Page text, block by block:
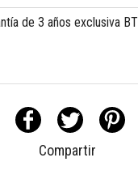
de 3 años exclusiva BT
Compartir